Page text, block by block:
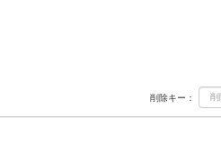
削除キー：